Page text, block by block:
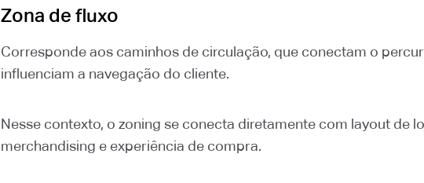
Zona de fluxo
Corresponde aos caminhos de circulação, que conectam o
influenciam a navegação do cliente.
Nesse contexto, o zoning se conecta diretamente com layout de
merchandising e experiência de compra.